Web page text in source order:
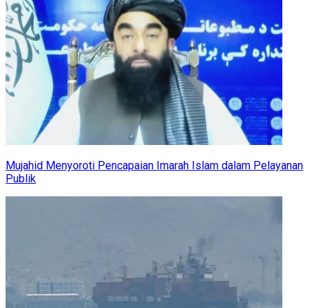
Mujahid Menyoroti Pencapaian Imarah Islam dalam Pelayanan
Publik